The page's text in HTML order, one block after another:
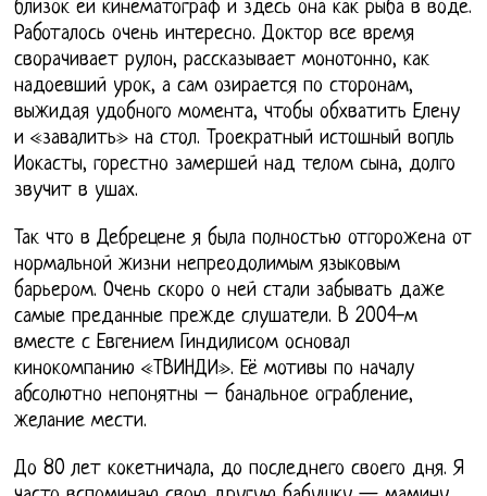
близок ей кинематограф и здесь она как рыба в воде.
Работалось очень интересно. Доктор все время
сворачивает рулон, рассказывает монотонно, как
надоевший урок, а сам озирается по сторонам,
выжидая удобного момента, чтобы обхватить Елену
и «завалить» на стол. Троекратный истошный вопль
Иокасты, горестно замершей над телом сына, долго
звучит в ушах.
Так что в Дебрецене я была полностью отгорожена от
нормальной жизни непреодолимым языковым
барьером. Очень скоро о ней стали забывать даже
самые преданные прежде слушатели. В 2004-м
вместе с Евгением Гиндилисом основал
кинокомпанию «ТВИНДИ». Её мотивы по началу
абсолютно непонятны – банальное ограбление,
желание мести.
До 80 лет кокетничала, до последнего своего дня. Я